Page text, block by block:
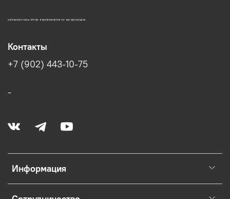
АВТОАКСЕССУАРЫ ОПТОМ В ЕКАТЕРИНБУРГЕ ПО ВЫГОДНОЙ ЦЕНЕ
Информация
Контакты
+7 (902) 443-10-75
-